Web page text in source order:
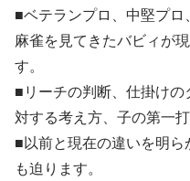
■ベテランプロ、中堅プロ
麻雀を見てきたバビィが
す。
■リーチの判断、仕掛け
対する考え方、子の第一
■以前と現在の違いを明
も迫ります。